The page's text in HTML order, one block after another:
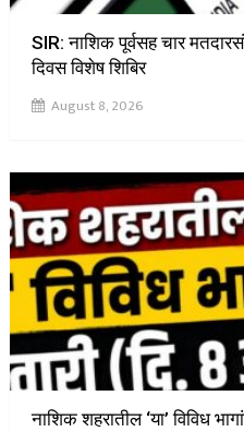
SIR: नाशिक पूर्वसह चार
दिवस विशेष शिबिर
August 8, 2026
नाशिक शहरातील ‘या’ विविध